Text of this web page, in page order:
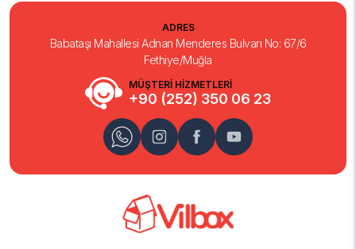
MÜŞTERİ HİZMETLERİ
+90 (252) 350 06 23
ADRES
Babataşı Mahallesi Adnan Menderes Bulvarı No: 67/6
Fethiye/Muğla